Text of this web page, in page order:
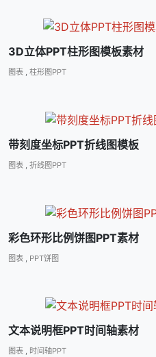
3D立体PPT柱形图模板素材
图表 , 柱形图PPT
带刻度坐标PPT折线图模板
图表 , 折线图PPT
彩色环形比例饼图PPT素材
图表 PPT饼图
文本说明框PPT时间轴素材
图表 , 时间轴PPT